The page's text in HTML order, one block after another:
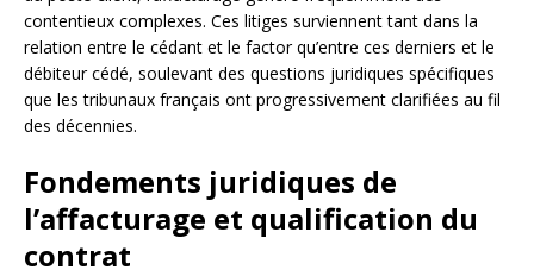
contentieux complexes. Ces litiges surviennent tant dans la
relation entre le cédant et le factor qu’entre ces derniers et le
débiteur cédé, soulevant des questions juridiques spécifiques
que les tribunaux français ont progressivement clarifiées au fil
des décennies.
Fondements juridiques de
l’affacturage et qualification du
contrat